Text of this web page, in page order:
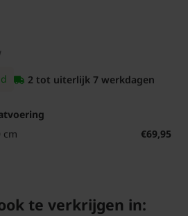
2 tot uiterlijk 7 werkdagen
cm
€69,95
te verkrijgen in: